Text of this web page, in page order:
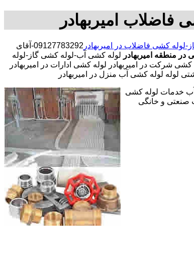
امیربهادر
کشی فاضلاب در امیربهادر
09127783292-آقای
در منطقه امیربهادر لوله کشی آب-لوله کشی گاز-لوله
شرکت در امیربهادر لوله کشی ادارات در امیربهادر
لوله لوله کشی آب منزل در امیربهادر
آب خدمات لوله کشی
صنعتی و خانگی